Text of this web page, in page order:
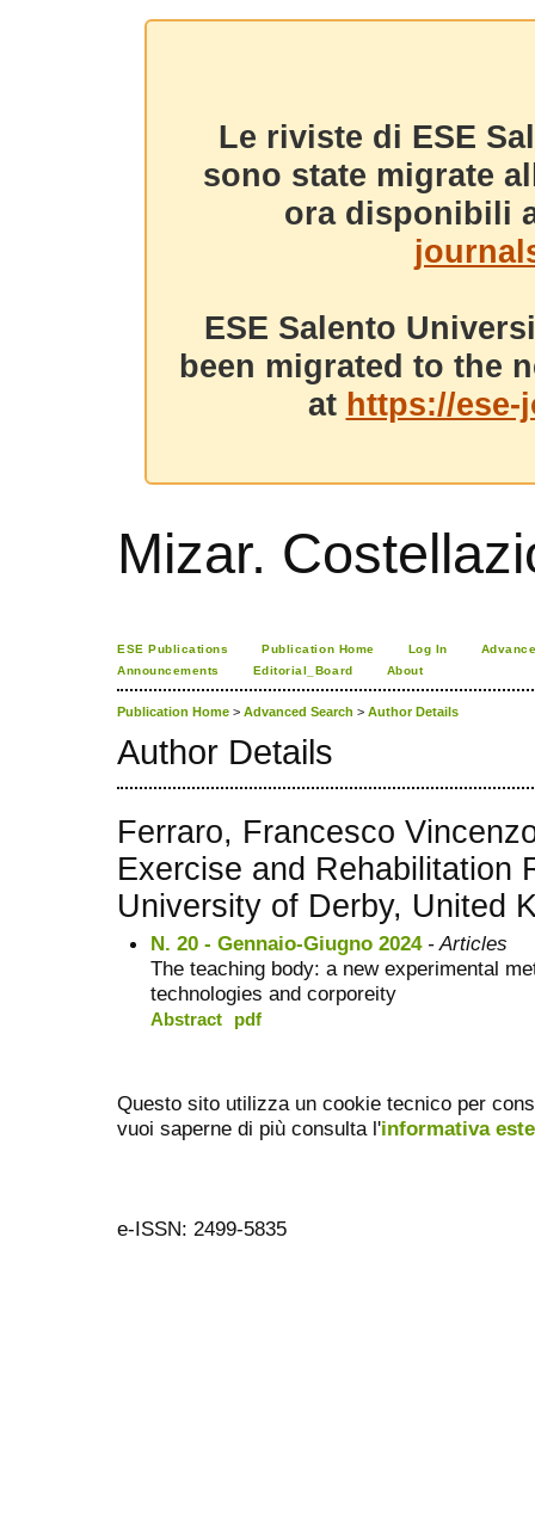
Le riviste di ESE
sono state migrate
ora disponibili
ESE Salento
been migrated to the
at https://
Mizar.
ESE Publications Publication Home Log In
Announcements
Editorial_Board About
Publication Home > Advanced Search > Author Details
Author Details
Ferraro, Francesco
Exercise and Rehabilitation
University of Derby, United
N. 20 - Gennaio-Giugno 2024- Articles
The teaching body: a new experimental
technologies and corporeity
Abstract pdf
Questo sito utilizza un cookie tecnico per
vuoi saperne di più consulta l'informativa
e-ISSN: 2499-5835